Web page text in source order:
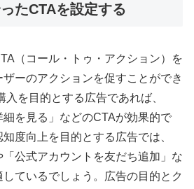
たCTAを設定する
（コール・トゥ・アクション）を
ーのアクションを促すことができ
入を目的とする広告であれば、
細を見る」などのCTAが効果的で
度向上を目的とする広告では、
「公式アカウントを友だち追加」な
ているでしょう。広告の目的とク